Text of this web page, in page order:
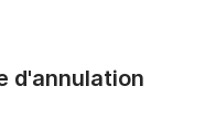
d'annulation